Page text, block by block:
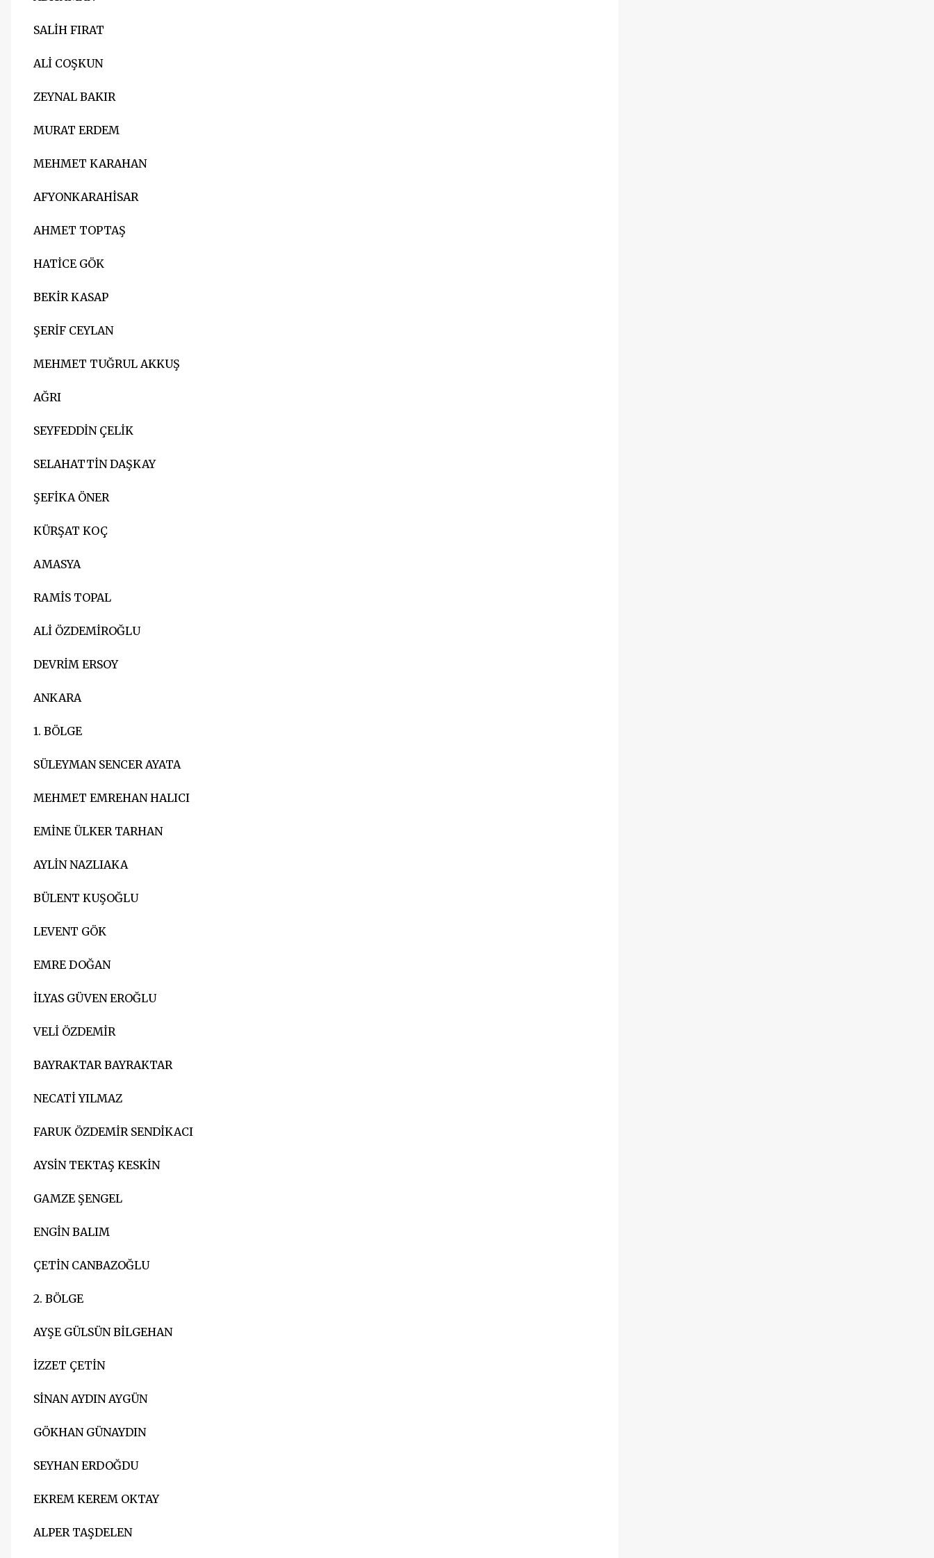
SALİH FIRAT
ALİ COŞKUN
ZEYNAL BAKIR
MURAT ERDEM
MEHMET KARAHAN
AFYONKARAHİSAR
AHMET TOPTAŞ
HATİCE GÖK
BEKİR KASAP
ŞERİF CEYLAN
MEHMET TUĞRUL AKKUŞ
AĞRI
SEYFEDDİN ÇELİK
SELAHATTİN DAŞKAY
ŞEFİKA ÖNER
KÜRŞAT KOÇ
AMASYA
RAMİS TOPAL
ALİ ÖZDEMİROĞLU
DEVRİM ERSOY
ANKARA
1. BÖLGE
SÜLEYMAN SENCER AYATA
MEHMET EMREHAN HALICI
EMİNE ÜLKER TARHAN
AYLİN NAZLIAKA
BÜLENT KUŞOĞLU
LEVENT GÖK
EMRE DOĞAN
İLYAS GÜVEN EROĞLU
VELİ ÖZDEMİR
BAYRAKTAR BAYRAKTAR
NECATİ YILMAZ
FARUK ÖZDEMİR SENDİKACI
AYSİN TEKTAŞ KESKİN
GAMZE ŞENGEL
ENGİN BALIM
ÇETİN CANBAZOĞLU
2. BÖLGE
AYŞE GÜLSÜN BİLGEHAN
İZZET ÇETİN
SİNAN AYDIN AYGÜN
GÖKHAN GÜNAYDIN
SEYHAN ERDOĞDU
EKREM KEREM OKTAY
ALPER TAŞDELEN